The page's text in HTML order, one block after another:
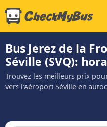
Bus Jerez de la
Séville (SVQ):
Trouvez les meilleurs prix
vers l'Aéroport Séville en